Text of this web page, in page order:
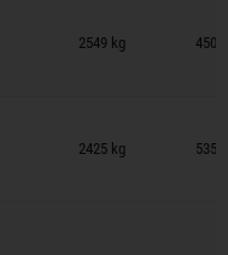
2549 kg 450
2425 kg 535